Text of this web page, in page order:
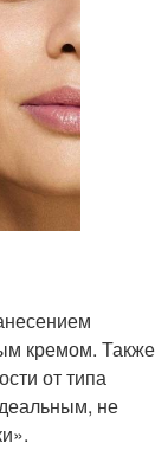
кремом. Также
от типа
не